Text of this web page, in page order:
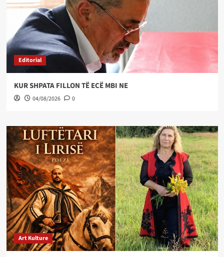
Editorial
KUR SHPATA FILLON TË ECË MBI NE
04/08/2026 0
Art Kulture